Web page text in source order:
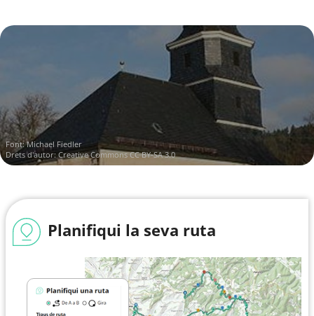
Font:Michael Fiedler
Drets d'autor: Creative Commons CC BY-SA 3.0
Planifiqui la seva ruta